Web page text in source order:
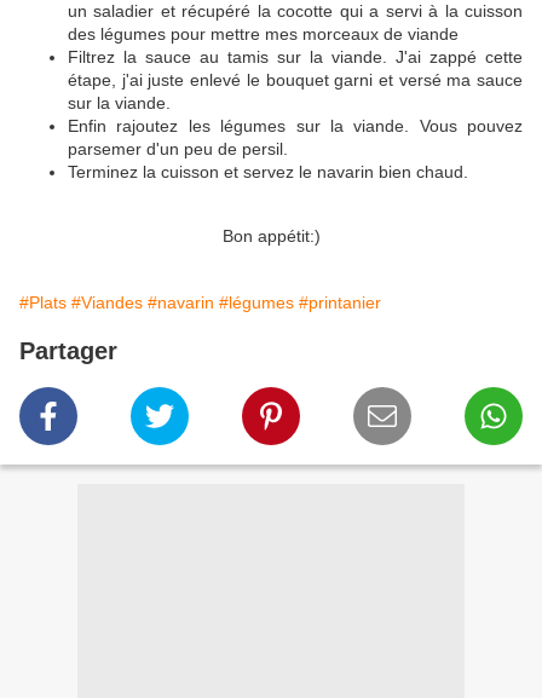
un saladier et récupéré la cocotte qui a servi à la cuisson
des légumes pour mettre mes morceaux de viande
Filtrez la sauce au tamis sur la viande. J'ai zappé cette
étape, j'ai juste enlevé le bouquet garni et versé ma sauce
sur la viande.
Enfin rajoutez les légumes sur la viande. Vous pouvez
parsemer d'un peu de persil.
Terminez la cuisson et servez le navarin bien chaud.
Bon appétit:)
#Plats #Viandes #navarin #légumes #printanier
Partager